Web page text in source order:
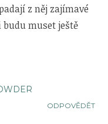
z něj zajímavé
muset ještě
ODPOVĚDĚT